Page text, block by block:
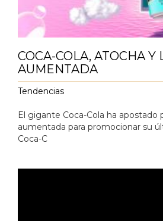
COCA-COLA, ATOCHA
AUMENTADA
Tendencias
El gigante Coca-Cola ha apostado
aumentada para promocionar su
Coca-C